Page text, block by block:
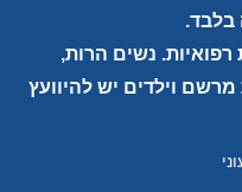
בלבד.
רפואיות. נשים הרות,
וילדים יש להיוועץ